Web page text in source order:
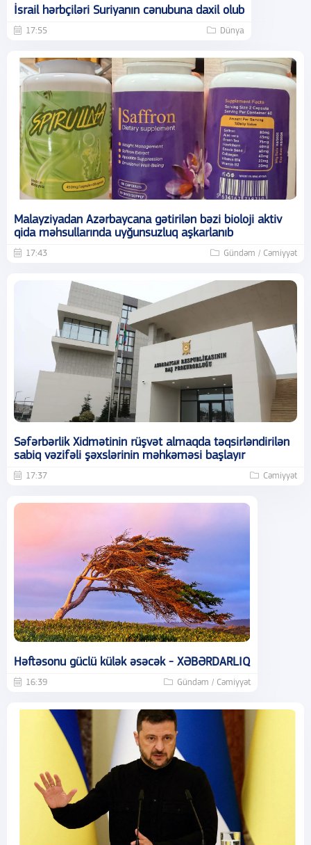
İsrail hərbçiləri Suriyanın cənubuna daxil olub
17:55 Dünya
Malayziyadan Azərbaycana gətirilən bəzi bioloji aktiv
qida məhsullarında uyğunsuzluq aşkarlanıb
17:43 Gündəm / Cəmiyyət
Səfərbərlik Xidmətinin rüşvət almaqda təqsirləndirilən
sabiq vəzifəli şəxslərinin məhkəməsi başlayır
17:37 Cəmiyyət
Həftəsonu güclü külək əsəcək - XƏBƏRDARLIQ
16:39 Gündəm / Cəmiyyət